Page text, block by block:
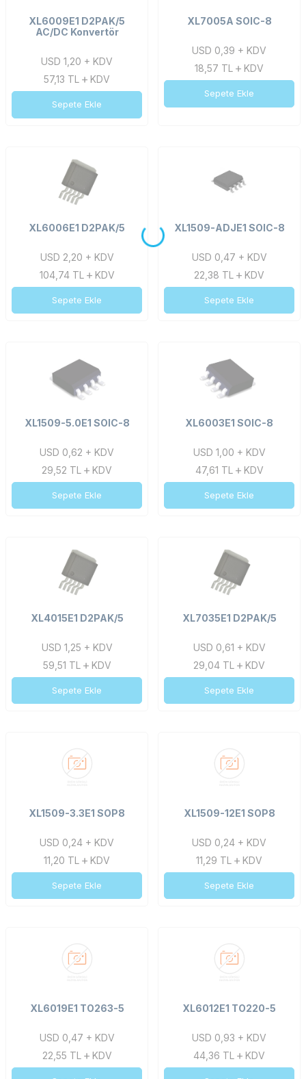
XL6009E1 D2PAK/5
AC/DC Konvertör
USD 1,20 + KDV
57,13 TL KDV
Sepete Ekle
XL7005A SOIC-8
USD 0,39 + KDV
18,57 TL KDV
Sepete Ekle
XL6006E1 D2PAK/5
USD 2,20 + KDV
104,74TL KDV
Sepete Ekle
XL1509-ADJE1 SOIC-8
USD 0,47 + KDV
22,38 TL KDV
Sepete Ekle
XL1509-5.0E1 SOIC-8
USD 0,62 + KDV
29,52 TL KDV
Sepete Ekle
XL6003E1 SOIC-8
USD 1,00 + KDV
47,61 TL KDV
Sepete Ekle
XL4015E1 D2PAK/5
USD 1,25 + KDV
59,51 TL KDV
Sepete Ekle
XL7035E1 D2PAK/5
USD 0,61 + KDV
29,04 TL KDV
Sepete Ekle
XL1509-3.3E1 SOP8
USD 0,24 + KDV
11,20 TL KDV
Sepete Ekle
XL1509-12E1 SOP8
USD 0,24 + KDV
11,29 TL KDV
Sepete Ekle
XL6019E1 TO263-5
USD 0,47 + KDV
22,55 TL KDV
XL6012E1 TO220-5
USD 0,93 + KDV
44,36 TL KDV